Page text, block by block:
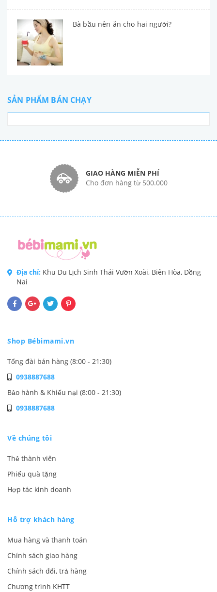
Bà bầu nên ăn cho hai người?
SẢN PHẨM BÁN CHẠY
GIAO HÀNG MIỄN PHÍ
Cho đơn hàng từ 500.000
Địa chỉ: Khu Du Lịch Sinh Thái Vườn Xoài, Biên Hòa, Đồng
Nai
Shop Bébimami.vn
Tổng đài bán hàng (8:00 - 21:30)
0938887688
Bảo hành & Khiếu nại (8:00 - 21:30)
0938887688
Về chúng tôi
Thẻ thành viên
Phiếu quà tặng
Hợp tác kinh doanh
Hỗ trợ khách hàng
Mua hàng và thanh toán
Chính sách giao hàng
Chính sách đổi, trả hàng
Chương trình KHTT